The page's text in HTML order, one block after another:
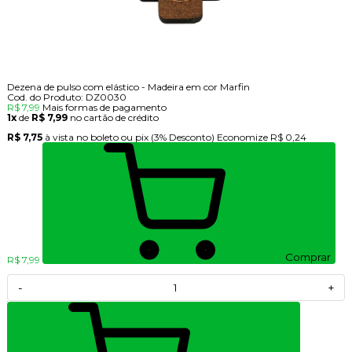
Dezena de pulso com elástico - Madeira em cor Marfin
Cod. do Produto: DZ0030
R$ 7,99 Mais formas de pagamento
1xde R$ 7,99 no cartão de crédito
R$ 7,75 à vista no boleto ou pix (3% Desconto) Economize R$ 0,24
R$ 7,99 Comprar
- +